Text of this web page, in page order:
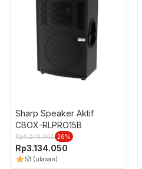
Sharp Speaker Aktif
CBOX-RLPRO15B
Rp4.249.000 26%
Rp3.134.050
51 (ulasan)